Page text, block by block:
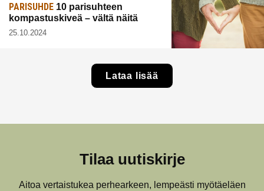
PARISUHDE 10 parisuhteen
kompastuskiveä – vältä näitä
25.10.2024
Lataa lisää
Tilaa uutiskirje
Aitoa vertaistukea perhearkeen, lempeästi myötäeläen